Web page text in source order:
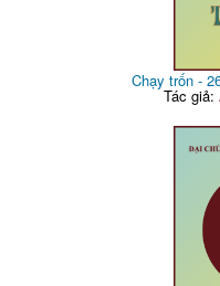
Chạy trốn -
Tác giả: